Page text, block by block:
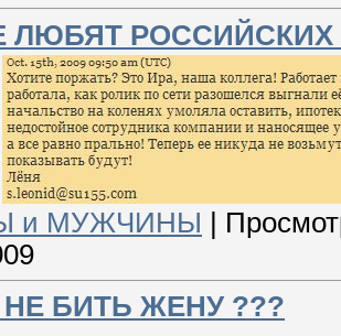
ЛЮБЯТ
и МУЖЧИНЫ |
БИТЬ ЖЕНУ ???